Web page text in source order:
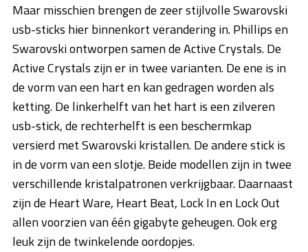
Maar misschien brengen de zeer stijlvolle Swarovski
usb-sticks hier binnenkort verandering in. Phillips en
Swarovski ontworpen samen de Active Crystals. De
Active Crystals zijn er in twee varianten. De ene is in
de vorm van een hart en kan gedragen worden als
ketting. De linkerhelft van het hart is een zilveren
usb-stick, de rechterhelft is een beschermkap
versierd met Swarovski kristallen. De andere stick is
in de vorm van een slotje. Beide modellen zijn in twee
verschillende kristalpatronen verkrijgbaar. Daarnaast
zijn de Heart Ware, Heart Beat, Lock In en Lock Out
allen voorzien van één gigabyte geheugen. Ook erg
leuk zijn de twinkelende oordopjes.